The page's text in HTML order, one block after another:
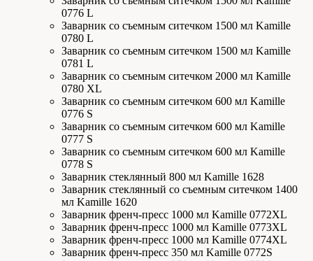
0776 L
Заварник со съемным ситечком 1500 мл Kamille
0780 L
Заварник со съемным ситечком 1500 мл Kamille
0781 L
Заварник со съемным ситечком 2000 мл Kamille
0780 XL
Заварник со съемным ситечком 600 мл Kamille
0776 S
Заварник со съемным ситечком 600 мл Kamille
0777 S
Заварник со съемным ситечком 600 мл Kamille
0778 S
Заварник стеклянный 800 мл Kamille 1628
Заварник стеклянный со съемным ситечком 1400
мл Kamille 1620
Заварник френч-пресс 1000 мл Kamille 0772XL
Заварник френч-пресс 1000 мл Kamille 0773XL
Заварник френч-пресс 1000 мл Kamille 0774XL
Заварник френч-пресс 350 мл Kamille 0772S